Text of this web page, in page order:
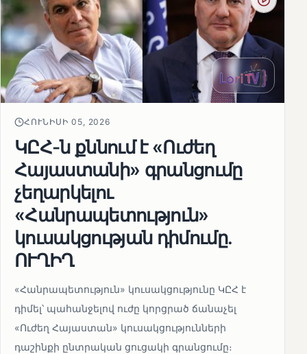
ՀՈՒՆԻՍԻ 05, 2026
ԿԸՀ-ն քննում է «Ուժեղ
Հայաստանի» գրանցումը
չեղարկելու
«Հանրապետություն»
կուսակցության դիմումը.
ՈՒՂԻՂ
«Հանրապետություն» կուսակցությունը ԿԸՀ է
դիմել՝ պահանջելով ուժը կորցրած ճանաչել
«Ուժեղ Հայաստան» կուսակցությունների
դաշինքի ընտրական ցուցակի գրանցումը։